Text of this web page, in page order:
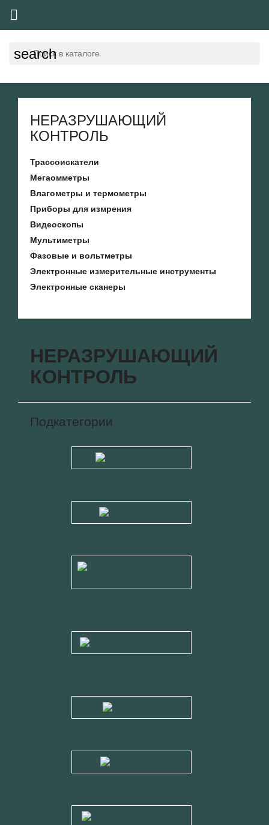

search
НЕРАЗРУШАЮЩИЙ
КОНТРОЛЬ
Трассоискатели
Мегаомметры
Влагометры и термометры
Приборы для измрения
Видеоскопы
Мультиметры
Фазовые и вольтметры
Электронные измерительные инструменты
Электронные сканеры
НЕРАЗРУШАЮЩИЙ
КОНТРОЛЬ
Подкатегории